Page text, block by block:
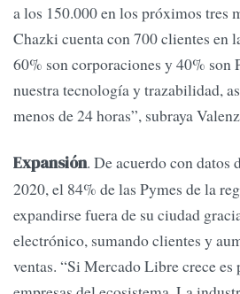
a los 150.000 en los próximos tres
Chazki cuenta con 700 clientes en
60% son corporaciones y 40% son
nuestra tecnología y trazabilidad,
menos de 24 horas”, subraya
Expansión. De acuerdo con datos
2020, el 84% de las Pymes de la
expandirse fuera de su ciudad
electrónico, sumando clientes y
ventas. “Si Mercado Libre crece es